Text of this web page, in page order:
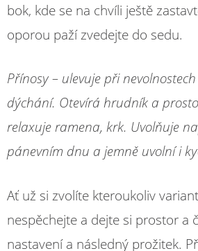
bok, kde se na chvíli ještě
oporou paží zvedejte do sedu.
Přínosy – ulevuje při
dýchání. Otevírá hrudník a
relaxuje ramena, krk. Uvolňuje
pánevním dnu a jemně uvolní i
Ať už si zvolíte kteroukoliv
nespěchejte a dejte si prostor a
nastavení a následný prožitek.